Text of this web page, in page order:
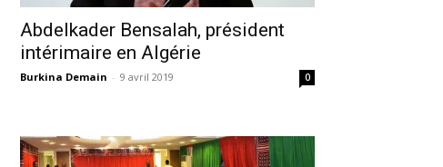
Abdelkader Bensalah, président
intérimaire en Algérie
Burkina Demain - 9 avril 2019 0